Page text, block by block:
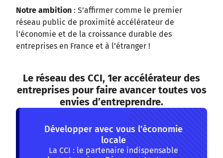
Notre ambition : S’affirmer comme le premier
réseau public de proximité accélérateur de
l’économie et de la croissance durable des
entreprises en France et à l’étranger !
Le réseau des CCI, 1er accélérateur des
entreprises pour faire avancer toutes vos
envies d’entreprendre.
Développer avec vous l’économie
locale
La CCI : le partenaire indispensable